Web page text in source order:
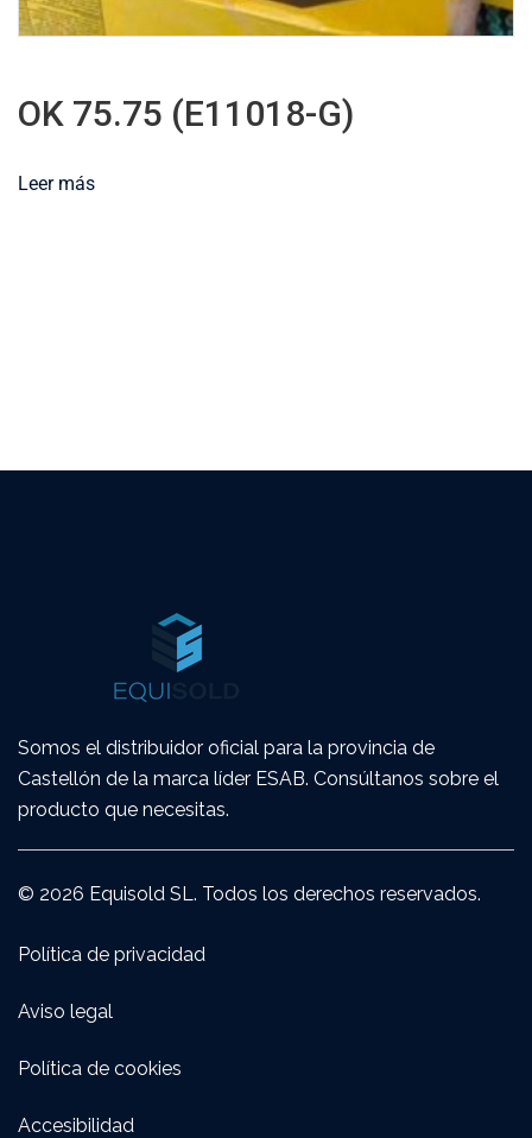
OK 75.75 (E11018-G)
Leer más
Somos el distribuidor oficial para la provincia de
Castellón de la marca líder ESAB. Consúltanos sobre el
producto que necesitas.
© 2026 Equisold SL. Todos los derechos reservados.
Política de privacidad
Aviso legal
Política de cookies
Accesibilidad